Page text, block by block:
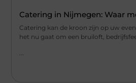
Catering in Nijmegen: Waar
Catering kan de kroon zijn op uw
het nu gaat om een bruiloft,
...